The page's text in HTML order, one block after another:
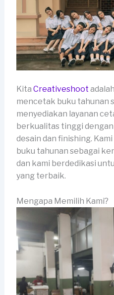
Kita Creativeshoot
mencetak buku tahunan
menyediakan layanan
berkualitas tinggi
desain dan finishing.
buku tahunan sebagai
dan kami berdedikasi
yang terbaik.
Mengapa Memilih Kami?